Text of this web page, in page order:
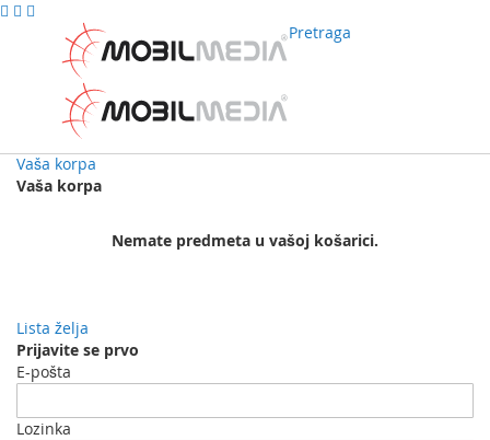
Pretraga
Vaša korpa
Vaša korpa
Nemate predmeta u vašoj košarici.
Lista želja
Prijavite se prvo
E-pošta
Lozinka